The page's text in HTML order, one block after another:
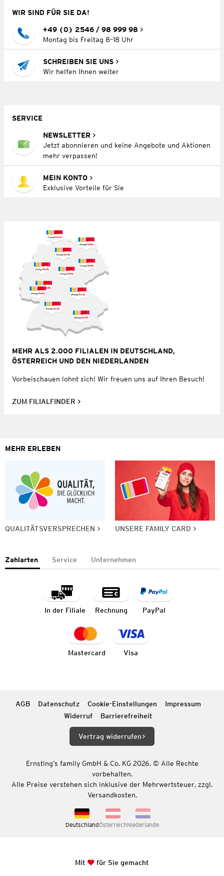
WIR SIND FÜR SIE DA!
+49 (0) 2546 / 98 999 98
Montag bis Freitag 8–18 Uhr
SCHREIBEN SIE UNS
Wir helfen Ihnen weiter
SERVICE
NEWSLETTER
Jetzt abonnieren und keine Angebote und Aktionen
mehr verpassen!
MEIN KONTO
Exklusive Vorteile für Sie
MEHR ALS 2.000 FILIALEN IN DEUTSCHLAND,
ÖSTERREICH UND DEN NIEDERLANDEN
Vorbeischauen lohnt sich! Wir freuen uns auf Ihren Besuch!
ZUM FILIALFINDER
MEHR ERLEBEN
QUALITÄTSVERSPRECHEN UNSERE FAMILY CARD
Zahlarten Service Unternehmen
In der Filiale Rechnung PayPal
Mastercard Visa
AGB Datenschutz Cookie-Einstellungen
Impressum
Widerruf
Barrierefreiheit
Vertrag widerrufen
Ernsting’s family GmbH & Co. KG 2026. © Alle Rechte
vorbehalten.
Alle Preise verstehen sich inklusive der Mehrwertsteuer, zzgl.
Versandkosten.
DeutschlandÖsterreichNiederlande
Mit für Sie gemacht